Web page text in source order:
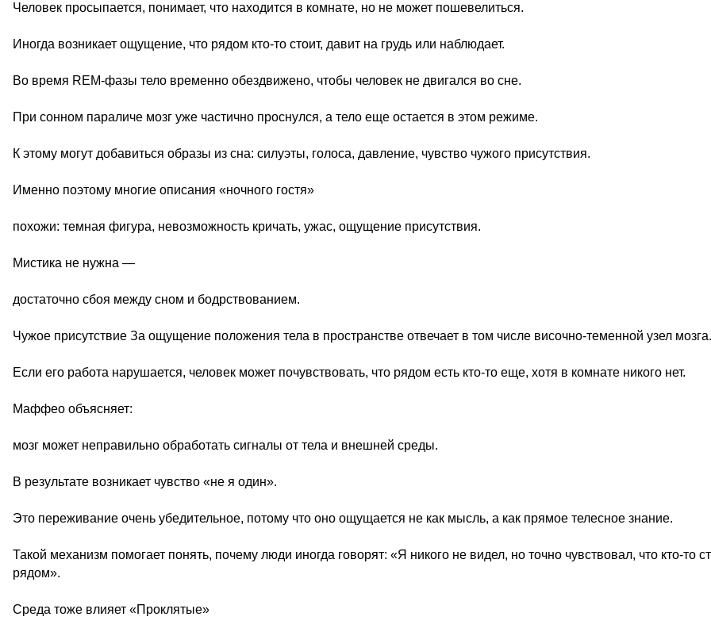
Человек просыпается, понимает, что находится в комнате, но не может пошевелиться.
Иногда возникает ощущение, что рядом кто-то стоит, давит на грудь или наблюдает.
Во время REM-фазы тело временно обездвижено, чтобы человек не двигался во сне.
При сонном параличе мозг уже частично проснулся, а тело еще остается в этом режиме.
К этому могут добавиться образы из сна: силуэты, голоса, давление, чувство чужого присутствия.
Именно поэтому многие описания «ночного гостя»
похожи: темная фигура, невозможность кричать, ужас, ощущение присутствия.
Мистика не нужна —
достаточно сбоя между сном и бодрствованием.
Чужое присутствие За ощущение положения тела в пространстве отвечает в том числе височно-теменной узел мозга.
Если его работа нарушается, человек может почувствовать, что рядом есть кто-то еще, хотя в комнате никого нет.
Маффео объясняет:
мозг может неправильно обработать сигналы от тела и внешней среды.
В результате возникает чувство «не я один».
Это переживание очень убедительное, потому что оно ощущается не как мысль, а как прямое телесное знание.
Такой механизм помогает понять, почему люди иногда говорят: «Я никого не видел, но точно чувствовал, что кто-то
рядом».
Среда тоже влияет «Проклятые»